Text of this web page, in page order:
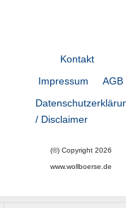
Kontakt
Impressum
AGB
/ Disclaimer
(©) Copyright 2026
www.wollboerse.de